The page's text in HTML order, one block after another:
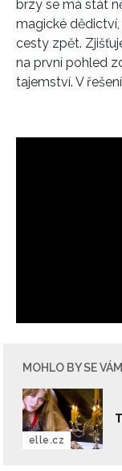
brzy se má stát
magické dědictví,
cesty zpět.
na první pohled
tajemství. V
MOHLO BY SE
elle.cz